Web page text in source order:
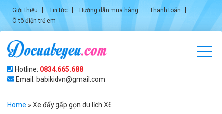
Giới thiệu Tin tức Hướng dẫn mua hàng
Thanh toán
Ô tô điện trẻ em
Hotline: 0834.665.688
Email: babikidvn@gmail.com
Home » Xe đẩy gấp gọn du lịch X6